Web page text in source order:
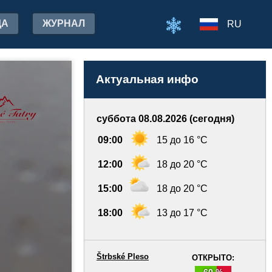
ЖУРНАЛ RU
Актуальная инфо
суббота 08.08.2026 (сегодня)
09:00 15 до 16 °C
12:00 18 до 20 °C
15:00 18 до 20 °C
18:00 13 до 17 °C
ОТКРЫТО:
Štrbské Pleso